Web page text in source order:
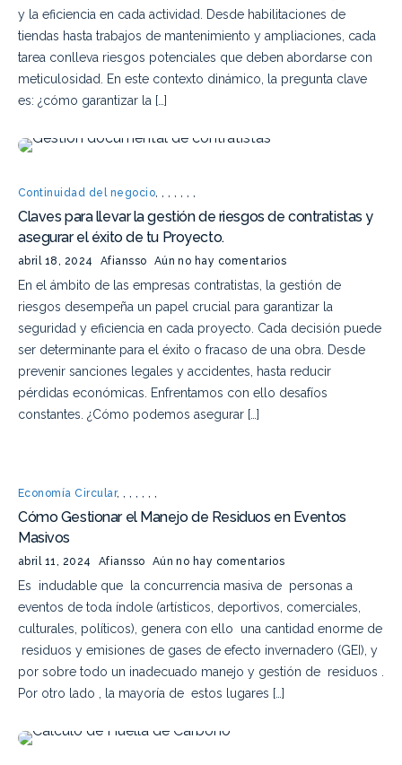
y la eficiencia en cada actividad. Desde habilitaciones de
tiendas hasta trabajos de mantenimiento y ampliaciones, cada
tarea conlleva riesgos potenciales que deben abordarse con
meticulosidad. En este contexto dinámico, la pregunta clave
es: ¿cómo garantizar la […]
Continuidad del negocio,, , , , , ,
Claves para llevar la gestión de riesgos de contratistas y
asegurar el éxito de tu Proyecto.
abril 18, 2024 Afiansso Aún no hay comentarios
En el ámbito de las empresas contratistas, la gestión de
riesgos desempeña un papel crucial para garantizar la
seguridad y eficiencia en cada proyecto. Cada decisión puede
ser determinante para el éxito o fracaso de una obra. Desde
prevenir sanciones legales y accidentes, hasta reducir
pérdidas económicas. Enfrentamos con ello desafíos
constantes. ¿Cómo podemos asegurar […]
Economía Circular,
Cómo Gestionar el Manejo de Residuos en Eventos
Masivos
abril 11, 2024 Afiansso Aún no hay comentarios
Es indudable que la concurrencia masiva de personas a
eventos de toda índole (artísticos, deportivos, comerciales,
culturales, políticos), genera con ello una cantidad enorme de
residuos y emisiones de gases de efecto invernadero (GEI), y
por sobre todo un inadecuado manejo y gestión de residuos .
Por otro lado , la mayoría de estos lugares […]